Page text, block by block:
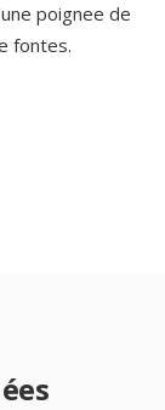
poignee de
fontes.